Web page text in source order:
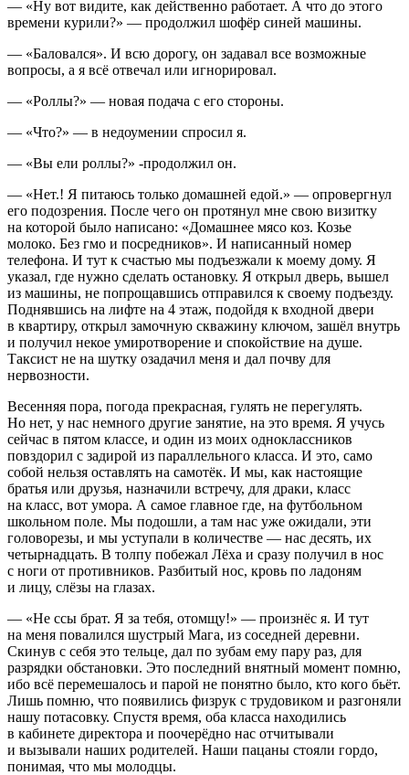
— «Ну вот видите, как действенно работает. А что до этого
времени курили?» — продолжил шофёр синей машины.
— «Баловался». И всю дорогу, он задавал все возможные
вопросы, а я всё отвечал или игнорировал.
— «Роллы?» — новая подача с его стороны.
— «Что?» — в недоумении спросил я.
— «Вы ели роллы?» -продолжил он.
— «Нет.! Я питаюсь только домашней едой.» — опровергнул
его подозрения. После чего он протянул мне свою визитку
на которой было написано: «Домашнее мясо коз. Козье
молоко. Без гмо и посредников». И написанный номер
телефона. И тут к счастью мы подъезжали к моему дому. Я
указал, где нужно сделать остановку. Я открыл дверь, вышел
из машины, не попрощавшись отправился к своему подъезду.
Поднявшись на лифте на 4 этаж, подойдя к входной двери
в квартиру, открыл замочную скважину ключом, зашёл внутрь
и получил некое умиротворение и спокойствие на душе.
Таксист не на шутку озадачил меня и дал почву для
нервозности.
Весенняя пора, погода прекрасная, гулять не перегулять.
Но нет, у нас немного другие занятие, на это время. Я учусь
сейчас в пятом классе, и один из моих одноклассников
повздорил с задирой из параллельного класса. И это, само
собой нельзя оставлять на самотёк. И мы, как настоящие
братья или друзья, назначили встречу, для драки, класс
на класс, вот умора. А самое главное где, на футбольном
школьном поле. Мы подошли, а там нас уже ожидали, эти
головорезы, и мы уступали в количестве — нас десять, их
четырнадцать. В толпу побежал Лёха и сразу получил в нос
с ноги от противников. Разбитый нос, кровь по ладоням
и лицу, слёзы на глазах.
— «Не ссы брат. Я за тебя, отомщу!» — произнёс я. И тут
на меня повалился шустрый Мага, из соседней деревни.
Скинув с себя это тельце, дал по зубам ему пару раз, для
разрядки обстановки. Это последний внятный момент помню,
ибо всё перемешалось и парой не понятно было, кто кого бьёт.
Лишь помню, что появились физрук с трудовиком и разгоняли
нашу потасовку. Спустя время, оба класса находились
в кабинете директора и поочерёдно нас отчитывали
и вызывали наших родителей. Наши пацаны стояли гордо,
понимая, что мы молодцы.